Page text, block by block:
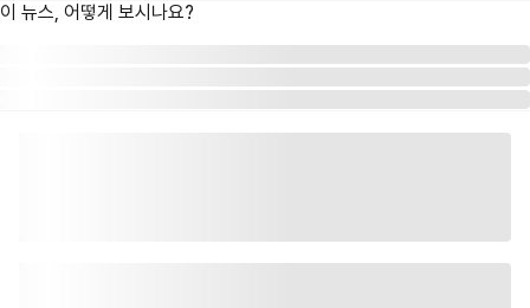
이 뉴스, 어떻게 보시나요?